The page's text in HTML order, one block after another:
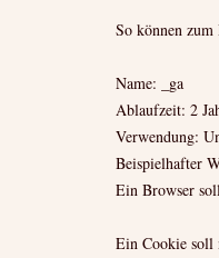
So können zum
Name: _ga
Ablaufzeit: 2
Verwendung:
Beispielhafter
Ein Browser
Ein Cookie soll